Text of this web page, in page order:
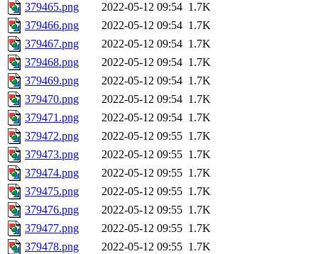
379465.png
2022-05-12 09:54 1.7K
379466.png
2022-05-12 09:54 1.7K
379467.png
2022-05-12 09:54 1.7K
379468.png
2022-05-12 09:54 1.7K
379469.png
2022-05-12 09:54 1.7K
379470.png
2022-05-12 09:54 1.7K
379471.png
2022-05-12 09:54 1.7K
379472.png
2022-05-12 09:55 1.7K
379473.png
2022-05-12 09:55 1.7K
379474.png
2022-05-12 09:55 1.7K
379475.png
2022-05-12 09:55 1.7K
379476.png
2022-05-12 09:55 1.7K
379477.png
2022-05-12 09:55 1.7K
379478.png
2022-05-12 09:55 1.7K